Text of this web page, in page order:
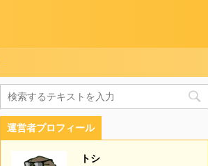
運営者プロフィール
トシ